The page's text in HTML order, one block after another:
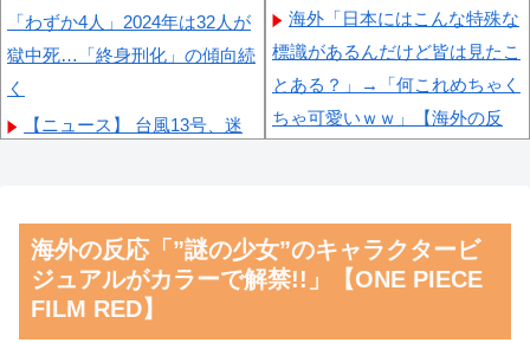
「わずか4人」2024年は32人が
獄中死…「終身刑化」の傾向続
く
【ニュース】 台風13号、迷
完全に見えてる動画が拡散され
てしまう…
磁気嵐、地球由来のイオンが
海外「日本にはこんな特殊な
標識があるんだけど皆は見たこ
とある？」→「何これめちゃく
ちゃ可愛いｗｗ」【海外の反
急増「日本の女性は優しい」
【タイ人の反応】
カナダ人「お前らの国で異性
海外の反応「”謎の少女”のキャラクタービ
ジュアルがカラーで解禁!!」【ONE PIECE
FILM RED】